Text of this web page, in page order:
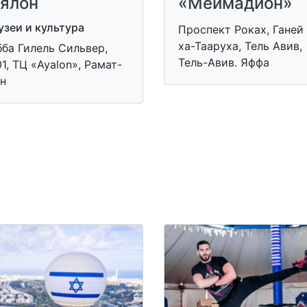
и культура
Гилель Сильвер,
ТЦ «Ayalon», Рамат-
Проспект Роках, Ганей
ха-Тааруха, Тель Авив,
Тель-Авив. Яффа